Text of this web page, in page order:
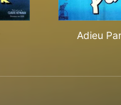
Adieu